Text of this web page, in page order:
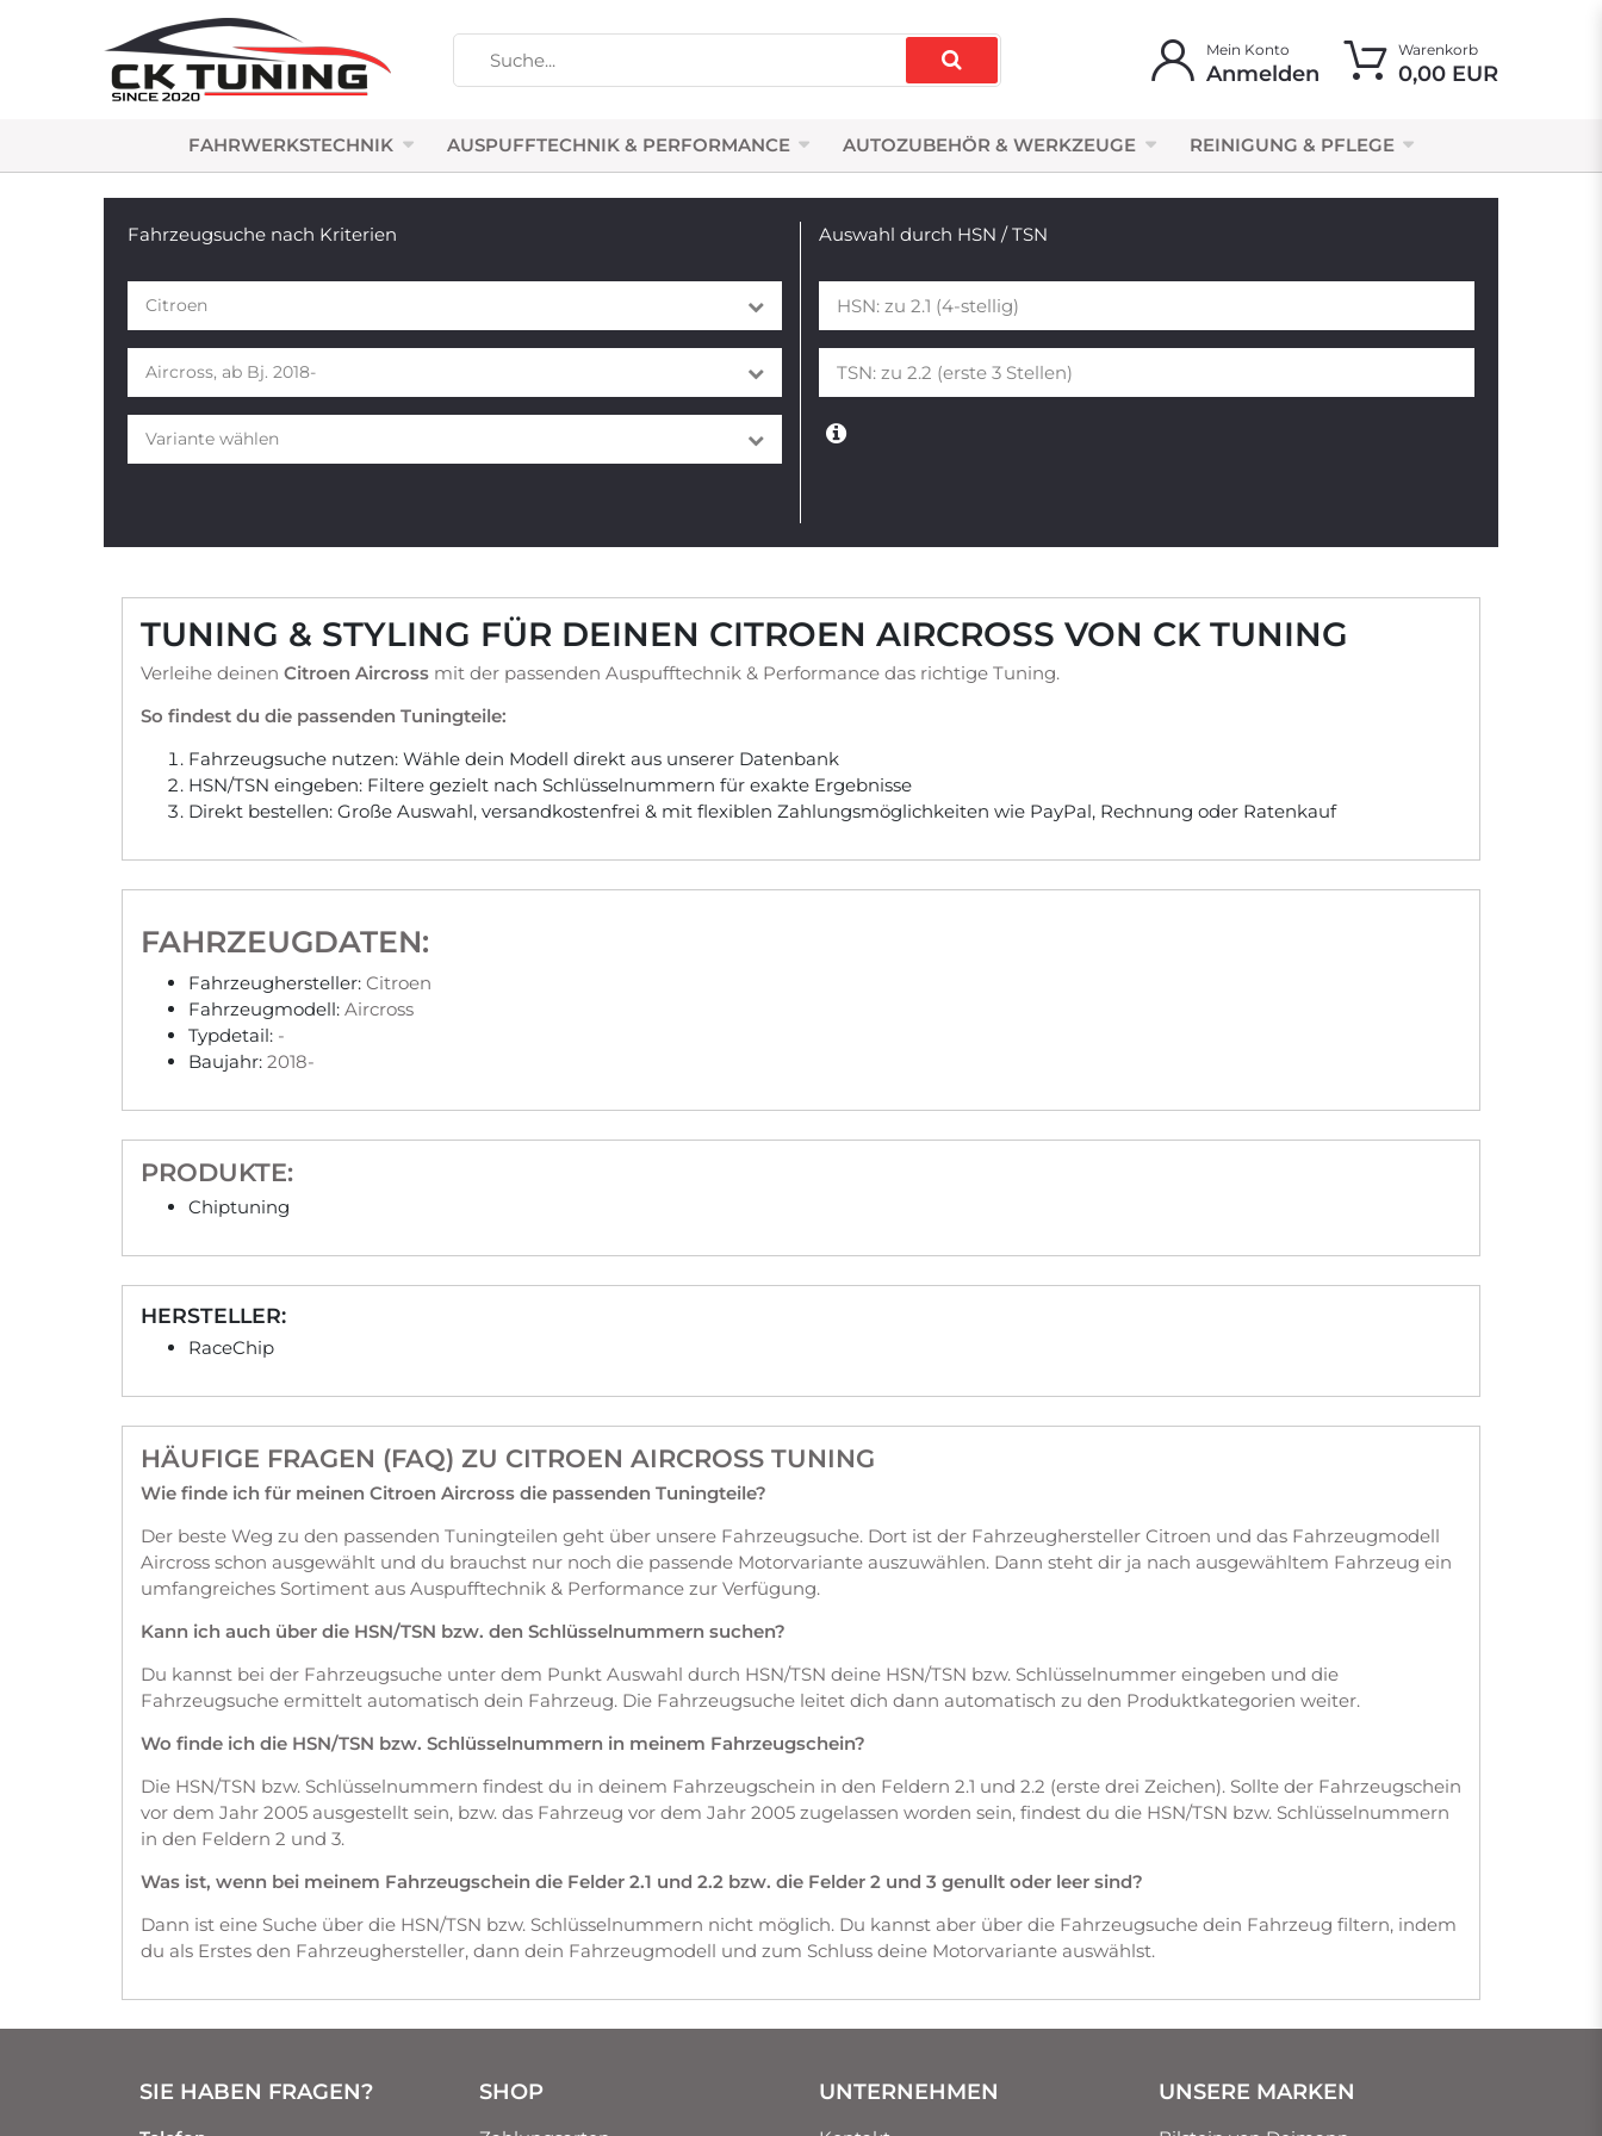
Mein Konto
Anmelden
Warenkorb
0,00 EUR
FAHRWERKSTECHNIK AUSPUFFTECHNIK & PERFORMANCE AUTOZUBEHÖR & WERKZEUGE REINIGUNG & PFLEGE
Fahrzeugsuche nach Kriterien
Citroen
Aircross, ab Bj. 2018-
Variante wählen
Auswahl durch HSN / TSN
TUNING & STYLING FÜR DEINEN CITROEN AIRCROSS VON CK TUNING
Verleihe deinen Citroen Aircross mit der passenden Auspufftechnik & Performance das richtige Tuning.
So findest du die passenden Tuningteile:
Fahrzeugsuche nutzen: Wähle dein Modell direkt aus unserer Datenbank
HSN/TSN eingeben: Filtere gezielt nach Schlüsselnummern für exakte Ergebnisse
Direkt bestellen: Große Auswahl, versandkostenfrei & mit flexiblen Zahlungsmöglichkeiten wie PayPal, Rechnung oder Ratenkauf
FAHRZEUGDATEN:
Fahrzeughersteller: Citroen
Fahrzeugmodell: Aircross
Typdetail: -
Baujahr: 2018-
PRODUKTE:
Chiptuning
HERSTELLER:
RaceChip
HÄUFIGE FRAGEN (FAQ) ZU CITROEN AIRCROSS TUNING
Wie finde ich für meinen Citroen Aircross die passenden Tuningteile?
Der beste Weg zu den passenden Tuningteilen geht über unsere Fahrzeugsuche. Dort ist der Fahrzeughersteller Citroen und das Fahrzeugmodell
Aircross schon ausgewählt und du brauchst nur noch die passende Motorvariante auszuwählen. Dann steht dir ja nach ausgewähltem Fahrzeug ein
umfangreiches Sortiment aus Auspufftechnik & Performance zur Verfügung.
Kann ich auch über die HSN/TSN bzw. den Schlüsselnummern suchen?
Du kannst bei der Fahrzeugsuche unter dem Punkt Auswahl durch HSN/TSN deine HSN/TSN bzw. Schlüsselnummer eingeben und die
Fahrzeugsuche ermittelt automatisch dein Fahrzeug. Die Fahrzeugsuche leitet dich dann automatisch zu den Produktkategorien weiter.
Wo finde ich die HSN/TSN bzw. Schlüsselnummern in meinem Fahrzeugschein?
Die HSN/TSN bzw. Schlüsselnummern findest du in deinem Fahrzeugschein in den Feldern 2.1 und 2.2 (erste drei Zeichen). Sollte der Fahrzeugschein
vor dem Jahr 2005 ausgestellt sein, bzw. das Fahrzeug vor dem Jahr 2005 zugelassen worden sein, findest du die HSN/TSN bzw. Schlüsselnummern
in den Feldern 2 und 3.
Was ist, wenn bei meinem Fahrzeugschein die Felder 2.1 und 2.2 bzw. die Felder 2 und 3 genullt oder leer sind?
Dann ist eine Suche über die HSN/TSN bzw. Schlüsselnummern nicht möglich. Du kannst aber über die Fahrzeugsuche dein Fahrzeug filtern, indem
du als Erstes den Fahrzeughersteller, dann dein Fahrzeugmodell und zum Schluss deine Motorvariante auswählst.
SIE HABEN FRAGEN? SHOP UNTERNEHMEN UNSERE MARKEN